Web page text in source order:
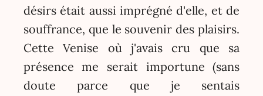
désirs était aussi imprégné d'elle, et de
souffrance, que le souvenir des plaisirs.
Cette Venise où j'avais cru que sa
présence me serait importune (sans
doute parce que je sentais